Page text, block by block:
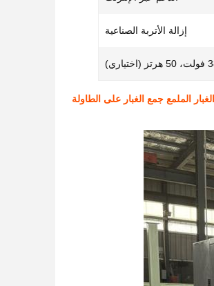
إزالة الأتربة الصناعية
الملمع جمع الغبار على الطاولة